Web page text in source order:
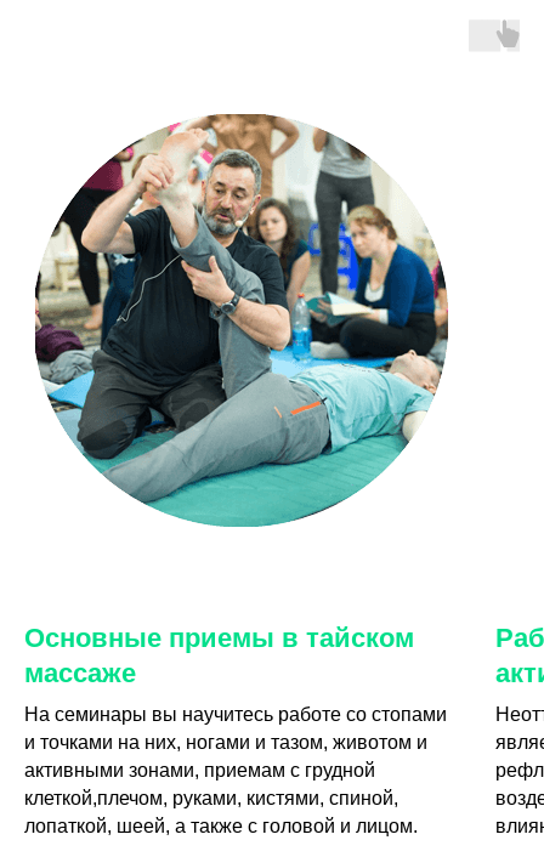
Основные приемы в тайском
массаже
На семинары вы научитесь работе со стопами
и точками на них, ногами и тазом, животом и
активными зонами, приемам с грудной
клеткой,плечом, руками, кистями, спиной,
лопаткой, шеей, а также с головой и лицом.